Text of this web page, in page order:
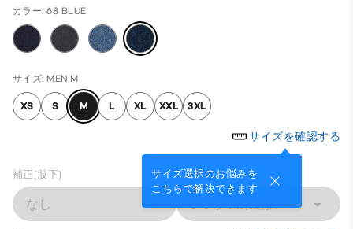
カラー: 68 BLUE
サイズ: MEN M
XS S M L XL XXL 3XL
サイズを確認する
サイズ選択のお悩みを
こちらで解決できます
補正(股下)
なし レングス未選択